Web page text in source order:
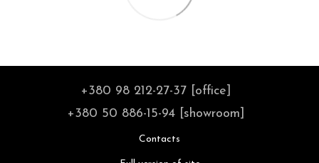
+380 98 212-27-37 [office]
+380 50 886-15-94 [showroom]
Contacts